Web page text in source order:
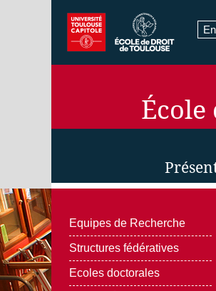
École
Equipes de Recherche
Structures fédératives
Ecoles doctorales